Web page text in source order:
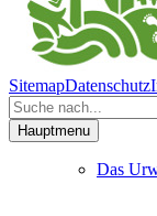
SitemapDatenschutz
Hauptmenu
Das